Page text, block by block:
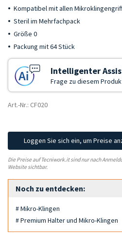
Kompatibel mit allen
Steril im Mehrfachpack
Größe 0
Packung mit 64 Stück
Intelligenter
Frage zu diesem
Art.-Nr.: CF020
Loggen Sie sich ein, um Preise
Die Preise auf Tecniwork.it sind nur nach
Website sichtbar.
Noch zu entdecken:
# Mikro-Klingen
# Premium Halter und Mikro-Klingen